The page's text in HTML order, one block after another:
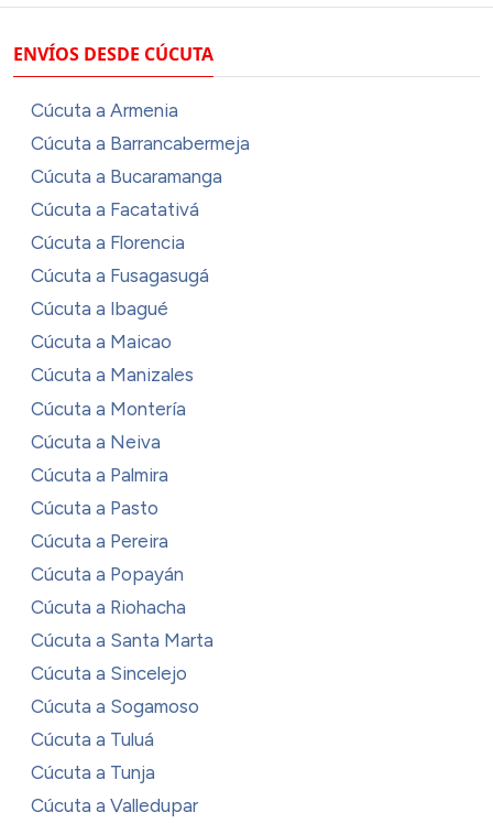
ENVÍOS DESDE CÚCUTA
Cúcuta a Armenia
Cúcuta a Barrancabermeja
Cúcuta a Bucaramanga
Cúcuta a Facatativá
Cúcuta a Florencia
Cúcuta a Fusagasugá
Cúcuta a Ibagué
Cúcuta a Maicao
Cúcuta a Manizales
Cúcuta a Montería
Cúcuta a Neiva
Cúcuta a Palmira
Cúcuta a Pasto
Cúcuta a Pereira
Cúcuta a Popayán
Cúcuta a Riohacha
Cúcuta a Santa Marta
Cúcuta a Sincelejo
Cúcuta a Sogamoso
Cúcuta a Tuluá
Cúcuta a Tunja
Cúcuta a Valledupar